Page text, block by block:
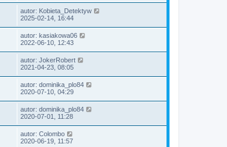
autor: Kobieta_Detektyw
2025-02-14, 16:44
autor: kasiakowa06
2022-06-10, 12:43
autor: JokerRobert
2021-04-23, 08:05
autor: dominika_plo84
2020-07-10, 04:29
autor: dominika_plo84
2020-07-01, 11:28
autor: Colombo
2020-06-19, 11:57